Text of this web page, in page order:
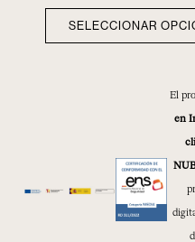
SELECCIONAR
El
en